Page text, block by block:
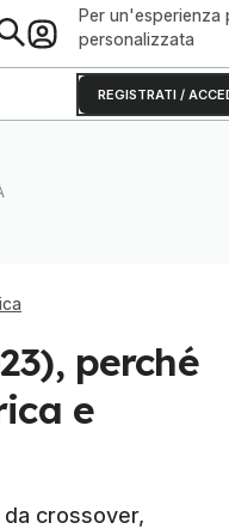
Per un'esperienza
personalizzata
REGISTRATI /
perché
e
crossover,